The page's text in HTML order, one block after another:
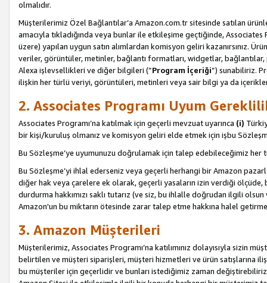
olmalıdır.
Müşterilerimiz Özel Bağlantılar’a Amazon.com.tr sitesinde satılan
amacıyla tıkladığında veya bunlar ile etkileşime geçtiğinde,
üzere) yapılan uygun satın alımlardan komisyon geliri kazanırsınız.
veriler, görüntüler, metinler, bağlantı formatları, widgetlar,
Alexa işlevsellikleri ve diğer bilgileri (”Program İçeriği”) sunabiliriz.
ilişkin her türlü veriyi, görüntüleri, metinleri veya sair bilgi ya da içerikleri
2. Associates Programı Uyum
Associates Programı’na katılmak için geçerli mevzuat uyarınca (i)
bir kişi/kuruluş olmanız ve komisyon geliri elde etmek için işbu
Bu Sözleşme’ye uyumunuzu doğrulamak için talep edebileceğimiz
Bu Sözleşme’yi ihlal ederseniz veya geçerli herhangi bir Amazon
diğer hak veya çarelere ek olarak, geçerli yasaların izin verdiği
durdurma hakkımızı saklı tutarız (ve siz, bu ihlalle doğrudan ilgili
Amazon'un bu miktarın ötesinde zarar talep etme hakkına halel
3. Amazon Müşterileri
Müşterilerimiz, Associates Programı’na katılımınız dolayısıyla sizin
belirtilen ve müşteri siparişleri, müşteri hizmetleri ve ürün satışlarına
bu müşteriler için geçerlidir ve bunları istediğimiz zaman